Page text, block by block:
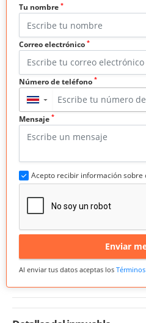
Tu nombre *
Correo electrónico *
Número de teléfono *
▼
Mensaje *
Acepto recibir información
Enviar
Al enviar tus datos aceptas los